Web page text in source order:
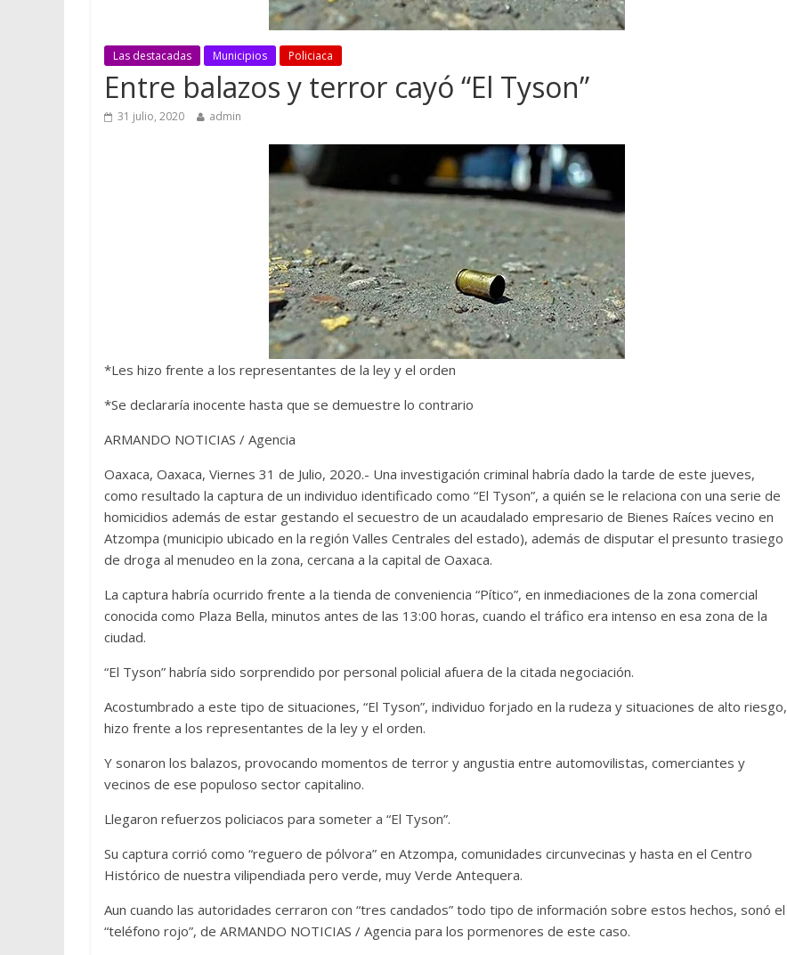
Las destacadas Municipios Policiaca
Entre balazos y terror cayó “El Tyson”
31 julio, 2020 admin
*Les hizo frente a los representantes de la ley y el orden
*Se declararía inocente hasta que se demuestre lo contrario
ARMANDO NOTICIAS / Agencia
Oaxaca, Oaxaca, Viernes 31 de Julio, 2020.- Una investigación criminal habría dado la tarde de este jueves,
como resultado la captura de un individuo identificado como “El Tyson”, a quién se le relaciona con una serie de
homicidios además de estar gestando el secuestro de un acaudalado empresario de Bienes Raíces vecino en
Atzompa (municipio ubicado en la región Valles Centrales del estado), además de disputar el presunto trasiego
de droga al menudeo en la zona, cercana a la capital de Oaxaca.
La captura habría ocurrido frente a la tienda de conveniencia “Pítico”, en inmediaciones de la zona comercial
conocida como Plaza Bella, minutos antes de las 13:00 horas, cuando el tráfico era intenso en esa zona de la
ciudad.
“El Tyson” habría sido sorprendido por personal policial afuera de la citada negociación.
Acostumbrado a este tipo de situaciones, “El Tyson”, individuo forjado en la rudeza y situaciones de alto riesgo,
hizo frente a los representantes de la ley y el orden.
Y sonaron los balazos, provocando momentos de terror y angustia entre automovilistas, comerciantes y
vecinos de ese populoso sector capitalino.
Llegaron refuerzos policiacos para someter a “El Tyson”.
Su captura corrió como “reguero de pólvora” en Atzompa, comunidades circunvecinas y hasta en el Centro
Histórico de nuestra vilipendiada pero verde, muy Verde Antequera.
Aun cuando las autoridades cerraron con “tres candados” todo tipo de información sobre estos hechos, sonó el
“teléfono rojo”, de ARMANDO NOTICIAS / Agencia para los pormenores de este caso.